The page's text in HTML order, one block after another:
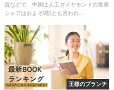
資などで、中国は人工ダイヤモンドの世界
シェアはおよそ9割とも言われ...
王様のブランチ